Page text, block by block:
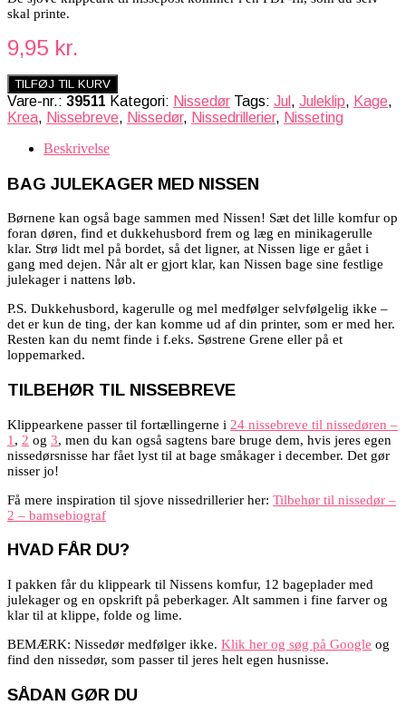
skal printe.
9,95 kr.
TILFØJ TIL KURV
Vare-nr.: 39511 Kategori: Nissedør Tags: Jul , Juleklip, Kage,
Krea, Nissebreve, Nissedør, Nissedrillerier, Nisseting
Beskrivelse
BAG JULEKAGER MED NISSEN
Børnene kan også bage sammen med Nissen! Sæt det lille komfur op
foran døren, find et dukkehusbord frem og læg en minikagerulle
klar. Strø lidt mel på bordet, så det ligner, at Nissen lige er gået i
gang med dejen. Når alt er gjort klar, kan Nissen bage sine festlige
julekager i nattens løb.
P.S. Dukkehusbord, kagerulle og mel medfølger selvfølgelig ikke –
det er kun de ting, der kan komme ud af din printer, som er med her.
Resten kan du nemt finde i f.eks. Søstrene Grene eller på et
loppemarked.
TILBEHØR TIL NISSEBREVE
Klippearkene passer til fortællingerne i 24 nissebreve til nissedøren –
1 , 2 og 3, men du kan også sagtens bare bruge dem, hvis jeres egen
nissedørsnisse har fået lyst til at bage småkager i december. Det gør
nisser jo!
Få mere inspiration til sjove nissedrillerier her: Tilbehør til nissedør –
2 – bamsebiograf
HVAD FÅR DU?
I pakken får du klippeark til Nissens komfur, 12 bageplader med
julekager og en opskrift på peberkager. Alt sammen i fine farver og
klar til at klippe, folde og lime.
BEMÆRK: Nissedør medfølger ikke. Klik her og søg på Google og
find den nissedør, som passer til jeres helt egen husnisse.
SÅDAN GØR DU